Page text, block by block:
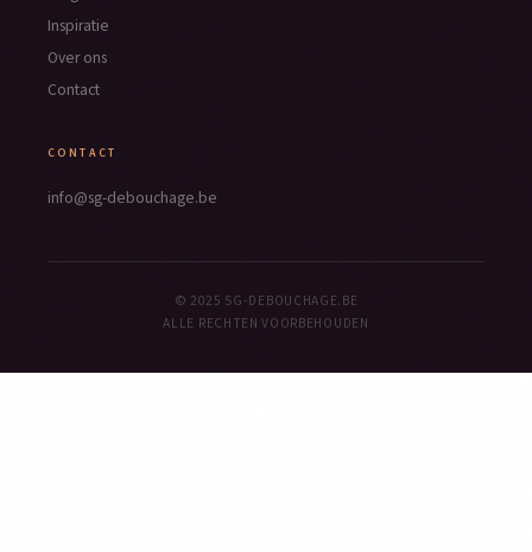
Inspiratie
Over ons
Contact
CONTACT
info@sg-debouchage.be
© 2025 SG-DEBOUCHAGE.BE
ALLE RECHTEN VOORBEHOUDEN